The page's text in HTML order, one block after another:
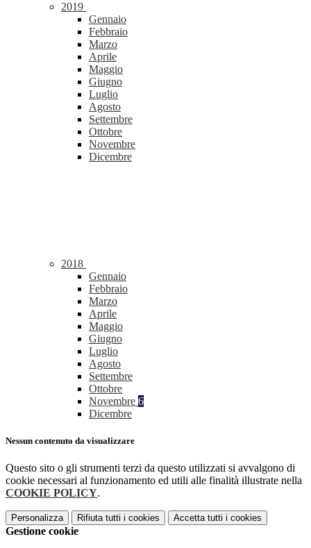
2019
Gennaio
Febbraio
Marzo
Aprile
Maggio
Giugno
Luglio
Agosto
Settembre
Ottobre
Novembre
Dicembre
2018
Gennaio
Febbraio
Marzo
Aprile
Maggio
Giugno
Luglio
Agosto
Settembre
Ottobre
Novembre 6
Dicembre
Nessun contenuto da visualizzare
Questo sito o gli strumenti terzi da questo utilizzati si avvalgono di
cookie necessari al funzionamento ed utili alle finalità illustrate nella
COOKIE POLICY.
Personalizza Rifiuta tutti i cookies Accetta tutti i cookies
Gestione cookie